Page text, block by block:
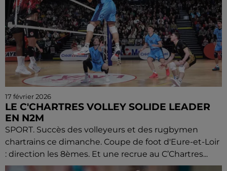
17 février 2026
LE C'CHARTRES VOLLEY SOLIDE LEADER
EN N2M
SPORT. Succès des volleyeurs et des rugbymen
chartrains ce dimanche. Coupe de foot d'Eure-et-Loir
: direction les 8èmes. Et une recrue au C’Chartres...